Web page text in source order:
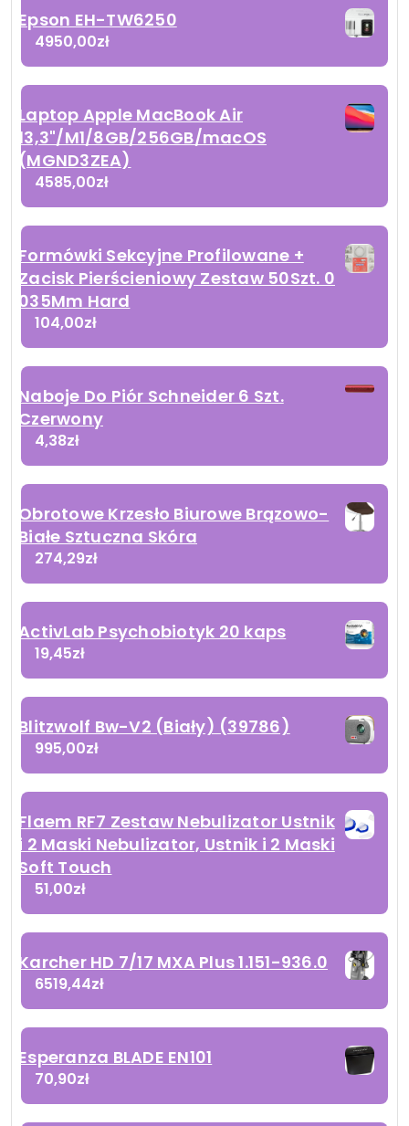
Epson EH-TW6250
4950,00zł
Laptop Apple MacBook Air
13,3"/M1/8GB/256GB/macOS
(MGND3ZEA)
4585,00zł
Formówki Sekcyjne Profilowane +
Zacisk Pierścieniowy Zestaw 50Szt. 0
035Mm Hard
104,00zł
Naboje Do Piór Schneider 6 Szt.
Czerwony
4,38zł
Obrotowe Krzesło Biurowe Brązowo-
Białe Sztuczna Skóra
274,29zł
ActivLab Psychobiotyk 20 kaps
19,45zł
Blitzwolf Bw-V2 (Biały) (39786)
995,00zł
Flaem RF7 Zestaw Nebulizator Ustnik
i 2 Maski Nebulizator, Ustnik i 2 Maski
Soft Touch
51,00zł
Karcher HD 7/17 MXA Plus 1.151-936.0
6519,44zł
Esperanza BLADE EN101
70,90zł